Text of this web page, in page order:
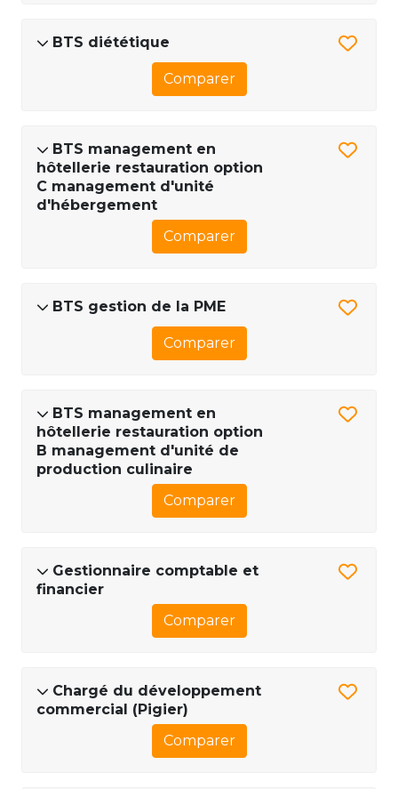
BTS diététique
Comparer
BTS management en
hôtellerie restauration option
C management d'unité
d'hébergement
Comparer
BTS gestion de la PME
Comparer
BTS management en
hôtellerie restauration option
B management d'unité de
production culinaire
Comparer
Gestionnaire comptable et
financier
Comparer
Chargé du développement
commercial (Pigier)
Comparer